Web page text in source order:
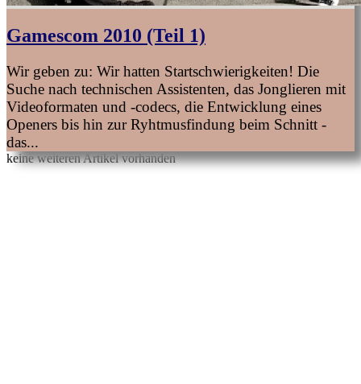
Gamescom 2010 (Teil 1)
Wir geben zu: Wir hatten Startschwierigkeiten! Die
Suche nach technischen Assistenten, das Jonglieren mit
Videoformaten und -codecs, die Entwicklung eines
Openers bis hin zur Ryhtmusfindung beim Schnitt -
das...
keine weiteren Artikel vorhanden